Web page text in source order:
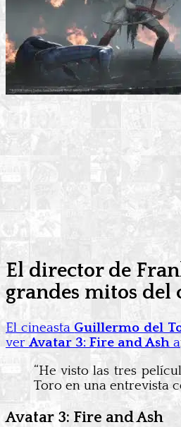
El director de
grandes mitos del
El cineasta Guillermo del
ver Avatar 3: Fire and Ash a
“He visto las tres
Toro en una entrevista
Avatar 3: Fire and Ash